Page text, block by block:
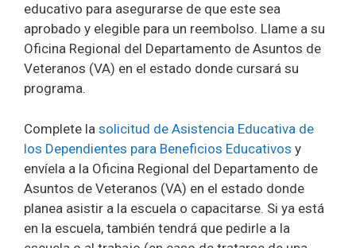
educativo para asegurarse de que este sea
aprobado y elegible para un reembolso. Llame a su
Oficina Regional del Departamento de Asuntos de
Veteranos (VA) en el estado donde cursará su
programa.
Complete la solicitud de Asistencia Educativa de
los Dependientes para Beneficios Educativos y
envíela a la Oficina Regional del Departamento de
Asuntos de Veteranos (VA) en el estado donde
planea asistir a la escuela o capacitarse. Si ya está
en la escuela, también tendrá que pedirle a la